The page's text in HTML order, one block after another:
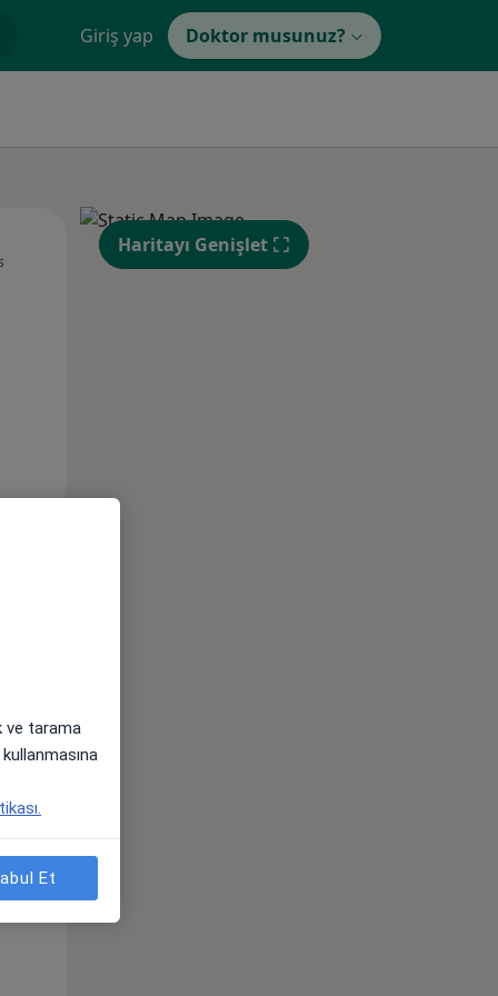
Giriş yap Doktor musunuz?
10 Ağustos
Sal,
11 Ağustos
Çar,
12 Ağustos
10 Ağustos
Haritayı Genişlet
ve tarama
Et